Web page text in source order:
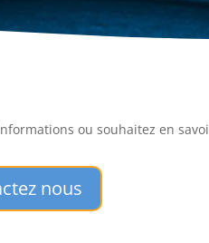
ou souhaitez en
nous